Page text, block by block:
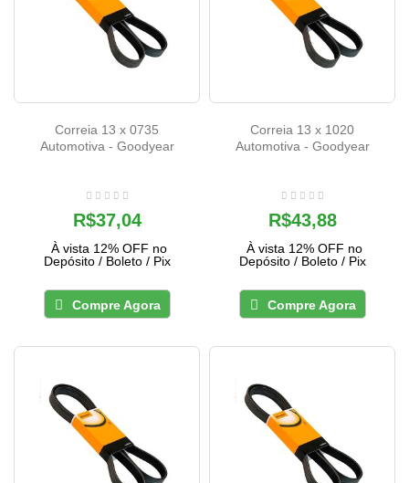
Correia 13 x 0735
Automotiva - Goodyear
R$37,04
À vista 12% OFF no
Depósito / Boleto / Pix
Compre Agora
Correia 13 x 1020
Automotiva - Goodyear
R$43,88
À vista 12% OFF no
Depósito / Boleto / Pix
Compre Agora